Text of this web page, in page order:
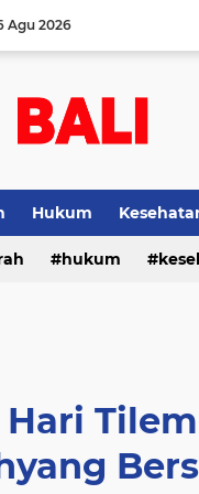
Agu 2026
Hukum
hukum